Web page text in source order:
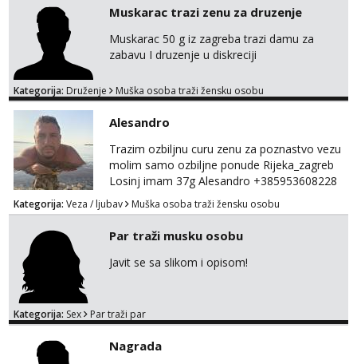
termin. P.S. tražit ćeš me još 🫠💦
Muskarac trazi zenu za druzenje
Muskarac 50 g iz zagreba trazi damu za
zabavu I druzenje u diskreciji
Kategorija: Druženje Muška osoba traži žensku osobu
Alesandro
Trazim ozbiljnu curu zenu za poznastvo vezu
molim samo ozbiljne ponude Rijeka_zagreb
Losinj imam 37g Alesandro +385953608228
Kategorija: Veza / ljubav Muška osoba traži žensku osobu
Par traži musku osobu
Javit se sa slikom i opisom!
Kategorija: Sex Par traži par
Nagrada